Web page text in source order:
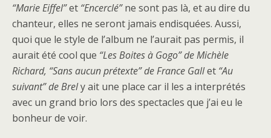
“Marie Eiffel”et “Encerclé”ne sont pas là, et au dire du
chanteur, elles ne seront jamais endisquées. Aussi,
quoi que le style de l’album ne l’aurait pas permis, il
aurait été cool que “Les Boites à Gogo” de Michèle
Richard, “Sans aucun prétexte” de France Gallet “Au
suivant” de Brely ait une place car il les a interprétés
avec un grand brio lors des spectacles que j’ai eu le
bonheur de voir.